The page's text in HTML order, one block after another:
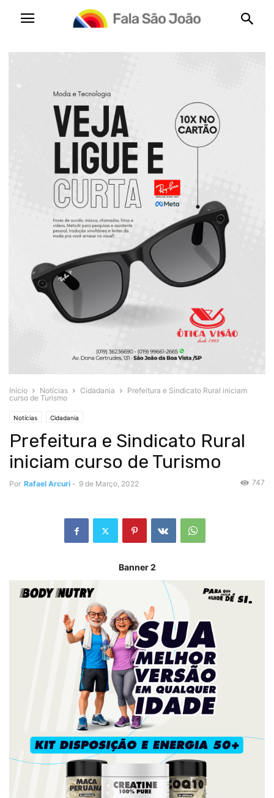
Início Notícias Cidadania
Prefeitura e Sindicato Rural iniciam
curso de Turismo
Notícias Cidadania
Prefeitura e Sindicato Rural
iniciam curso de Turismo
Por Rafael Arcuri - 9 de Março, 2022 747
Banner 2